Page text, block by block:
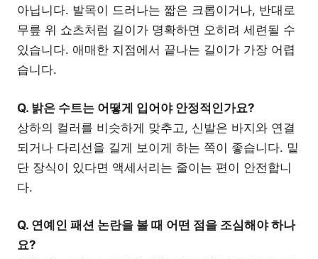
아닙니다. 발목이 드러나는 짧은 크롭이거나, 반대로
무릎 위 쇼츠처럼 길이가 명확하면 오히려 세련될 수
있습니다. 애매한 지점에서 끝나는 길이가 가장 어렵
습니다.
Q. 밝은 수트는 어떻게 입어야 안정적인가요?
상하의 컬러를 비슷하게 맞추고, 신발은 바지와 연결
되거나 다리선을 길게 보이게 하는 쪽이 좋습니다. 밑
단 장식이 있다면 액세서리는 줄이는 편이 안전합니
다.
Q. 연예인 패션 논란을 볼 때 어떤 점을 조심해야 하나
요?